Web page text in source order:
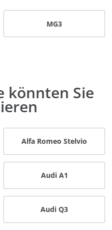
MG3
könnten Sie
Alfa Romeo Stelvio
Audi A1
Audi Q3